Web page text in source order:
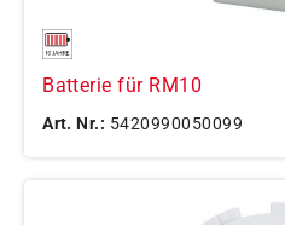
Batterie für RM10
Art. Nr.: 5420990050099